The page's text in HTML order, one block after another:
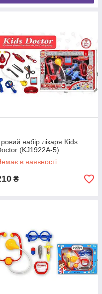
набір лікаря Kids
(KJ1922A-5)
в наявності
₴